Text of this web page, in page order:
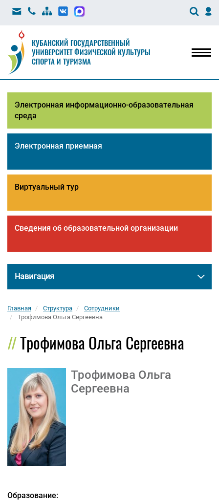
КУБАНСКИЙ ГОСУДАРСТВЕННЫЙ
УНИВЕРСИТЕТ ФИЗИЧЕСКОЙ КУЛЬТУРЫ
СПОРТА И ТУРИЗМА
Электронная информационно-образовательная
среда
Электронная приемная
Виртуальный тур
Сведения об образовательной организации
Навигация
Главная Структура
Сотрудники
Трофимова Ольга Сергеевна
Трофимова Ольга Сергеевна
Трофимова Ольга
Сергеевна
Образование: